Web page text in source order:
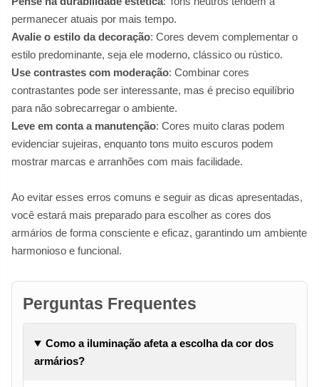
permanecer atuais por mais tempo.
Avalie o estilo da decoração: Cores devem complementar o
estilo predominante, seja ele moderno, clássico ou rústico.
Use contrastes com moderação: Combinar cores
contrastantes pode ser interessante, mas é preciso equilíbrio
para não sobrecarregar o ambiente.
Leve em conta a manutenção: Cores muito claras podem
evidenciar sujeiras, enquanto tons muito escuros podem
mostrar marcas e arranhões com mais facilidade.
Ao evitar esses erros comuns e seguir as dicas apresentadas,
você estará mais preparado para escolher as cores dos
armários de forma consciente e eficaz, garantindo um ambiente
harmonioso e funcional.
Perguntas Frequentes
Como a iluminação afeta a escolha da cor dos
armários?